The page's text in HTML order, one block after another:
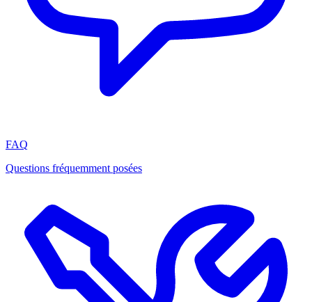
FAQ
Questions fréquemment posées